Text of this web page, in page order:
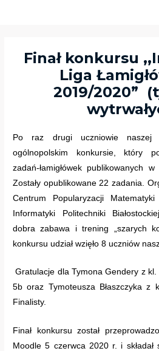
Finał konkursu
Liga
2019/2020”
Po raz drugi uczniowie naszej
ogólnopolskim konkursie, który
zadań-łamigłówek publikowanych
Zostały opublikowane 22 zadania.
Centrum Popularyzacji
Informatyki Politechniki
dobra zabawa i trening
konkursu udział wzięło 8 uczniów
Gratulacje dla Tymona Gendery z
5b oraz Tymoteusza Błaszczyka z
Finalisty.
Finał konkursu został
Moodle 5 czerwca 2020 r. i